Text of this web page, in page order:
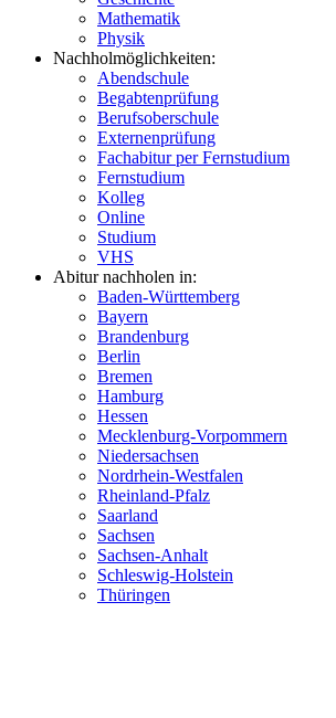
Mathematik
Physik
Nachholmöglichkeiten:
Abendschule
Begabtenprüfung
Berufsoberschule
Externenprüfung
Fachabitur per Fernstudium
Fernstudium
Kolleg
Online
Studium
VHS
Abitur nachholen in:
Baden-Württemberg
Bayern
Brandenburg
Berlin
Bremen
Hamburg
Hessen
Mecklenburg-Vorpommern
Niedersachsen
Nordrhein-Westfalen
Rheinland-Pfalz
Saarland
Sachsen
Sachsen-Anhalt
Schleswig-Holstein
Thüringen